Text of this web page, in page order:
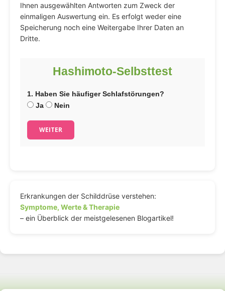
Ihnen ausgewählten Antworten zum Zweck der
einmaligen Auswertung ein. Es erfolgt weder eine
Speicherung noch eine Weitergabe Ihrer Daten an
Dritte.
Hashimoto-Selbsttest
1. Haben Sie häufiger Schlafstörungen?
Ja
Nein
WEITER
Erkrankungen der Schilddrüse verstehen:
Symptome, Werte & Therapie
– ein Überblick der meistgelesenen Blogartikel!